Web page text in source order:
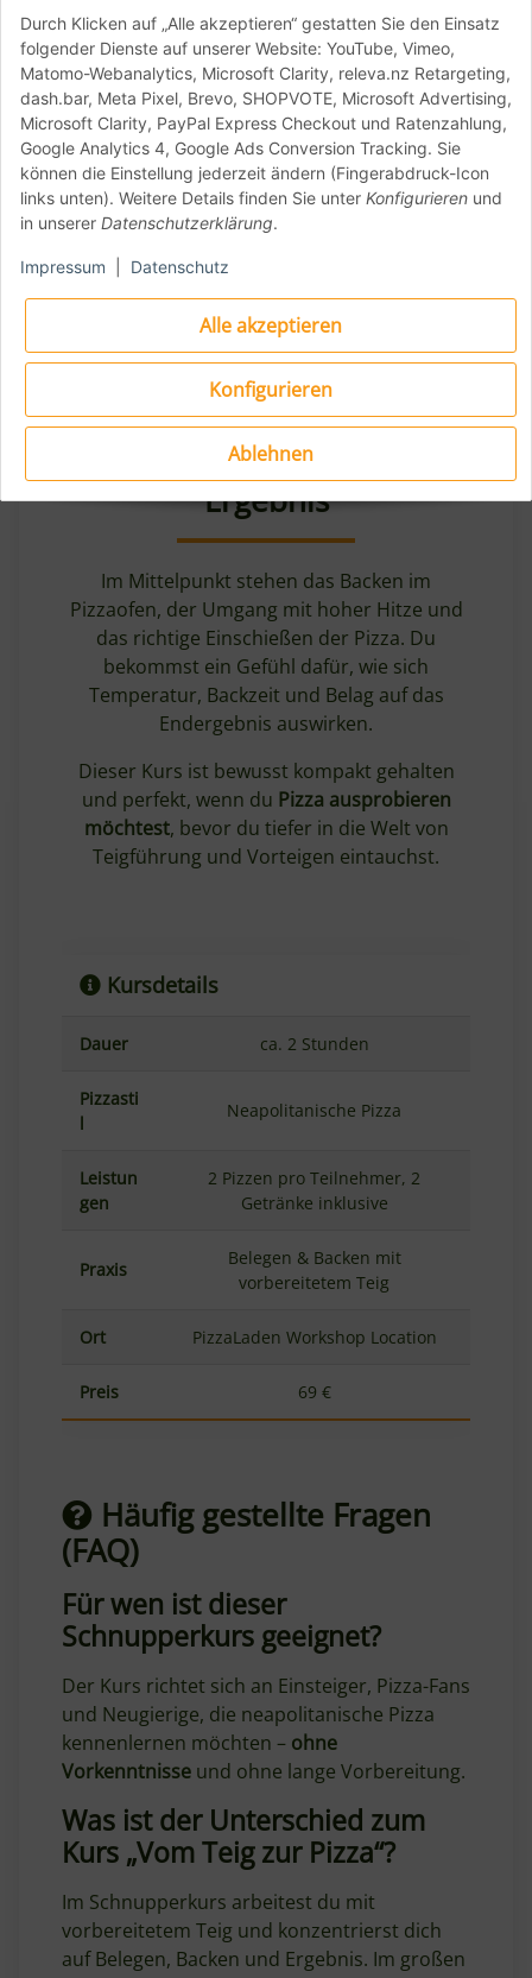
Alle akzeptieren
Konfigurieren
Ablehnen
Durch Klicken auf „Alle akzeptieren“ gestatten Sie den Einsatz
folgender Dienste auf unserer Website: YouTube, Vimeo,
Matomo-Webanalytics, Microsoft Clarity, releva.nz Retargeting,
dash.bar, Meta Pixel, Brevo, SHOPVOTE, Microsoft Advertising,
Microsoft Clarity, PayPal Express Checkout und Ratenzahlung,
Google Analytics 4, Google Ads Conversion Tracking. Sie
können die Einstellung jederzeit ändern (Fingerabdruck-Icon
links unten). Weitere Details finden Sie unter Konfigurieren und
in unserer Datenschutzerklärung.
Impressum Datenschutz
Fokus auf Backen, Hitze &
Ergebnis
Im Mittelpunkt stehen das Backen im
Pizzaofen, der Umgang mit hoher Hitze und
das richtige Einschießen der Pizza. Du
bekommst ein Gefühl dafür, wie sich
Temperatur, Backzeit und Belag auf das
Endergebnis auswirken.
Dieser Kurs ist bewusst kompakt gehalten
und perfekt, wenn du Pizza ausprobieren
möchtest, bevor du tiefer in die Welt von
Teigführung und Vorteigen eintauchst.
Kursdetails
Dauer ca. 2 Stunden
Pizzasti
l
Neapolitanische Pizza
Leistun
gen
2 Pizzen pro Teilnehmer, 2
Getränke inklusive
Praxis
Belegen & Backen mit
vorbereitetem Teig
Ort PizzaLaden Workshop Location
Preis 69 €
Häufig gestellte Fragen
(FAQ)
Für wen ist dieser
Schnupperkurs geeignet?
Der Kurs richtet sich an Einsteiger, Pizza-Fans
und Neugierige, die neapolitanische Pizza
kennenlernen möchten – ohne
Vorkenntnisse und ohne lange Vorbereitung.
Was ist der Unterschied zum
Kurs „Vom Teig zur Pizza“?
Im Schnupperkurs arbeitest du mit
vorbereitetem Teig und konzentrierst dich
auf Belegen, Backen und Ergebnis. Im großen